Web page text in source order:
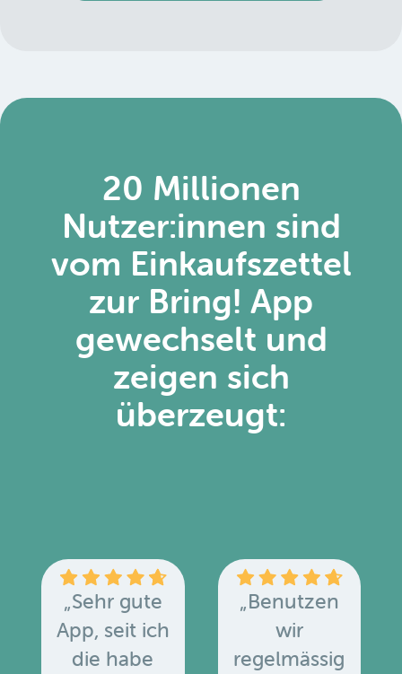
20 Millionen
Nutzer:innen sind
vom Einkaufszettel
zur Bring! App
gewechselt und
zeigen sich
überzeugt:
„Sehr gute
App, seit ich
die habe
„Benutzen
wir
regelmässig